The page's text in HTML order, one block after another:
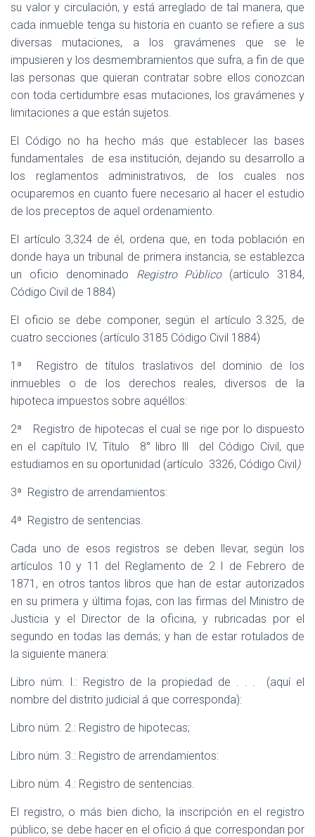
su valor y circulación, y está arreglado de tal manera, que
cada inmueble tenga su historia en cuanto se refiere a sus
diversas mutaciones, a los gravámenes que se le
impusieren y los desmembramientos que sufra, a fin de que
las personas que quieran contratar sobre ellos conozcan
con toda certidumbre esas mutaciones, los gravámenes y
limitaciones a que están sujetos.
El Código no ha hecho más que establecer las bases
fundamentales
de esa institución, dejando su desarrollo a
los reglamentos administrativos, de los cuales nos
ocuparemos en cuanto fuere necesario al hacer el estudio
de los preceptos de aquel ordenamiento.
El artículo 3,324 de él, ordena que, en toda población en
donde haya un tribunal de primera instancia, se establezca
un oficio denominado Registro Público (artículo 3184,
Código Civil de 1884)
El oficio se debe componer, según el artículo 3.325, de
cuatro secciones (artículo 3185 Código Civil 1884)
1ª
Registro de títulos traslativos del dominio de los
inmuebles o de los derechos reales, diversos de la
hipoteca impuestos sobre aquéllos:
2ª
Registro de hipotecas el cual se rige por lo dispuesto
en el capítulo IV, Título
8° libro lll
del Código Civil, que
estudiamos en su oportunidad (artículo 3326, Código Civil)
3ª Registro de arrendamientos:
4ª Registro de sentencias.
Cada uno de esos registros se deben llevar, según los
artículos 10 y 11 del Reglamento de 2 I de Febrero de
1871, en otros tantos libros que han de estar autorizados
en su primera y última fojas, con las firmas del Ministro de
Justicia y el Director de la oficina, y rubricadas por el
segundo en todas las demás; y han de estar rotulados de
la siguiente manera:
Libro núm. l.: Registro de la propiedad de . . .
(aquí el
nombre del distrito judicial á que corresponda):
Libro núm. 2.: Registro de hipotecas;
Libro núm. 3.: Registro de arrendamientos:
Libro núm. 4.: Registro de sentencias.
El registro, o más bien dicho, la inscripción en el registro
público, se debe hacer en el oficio á que correspondan por